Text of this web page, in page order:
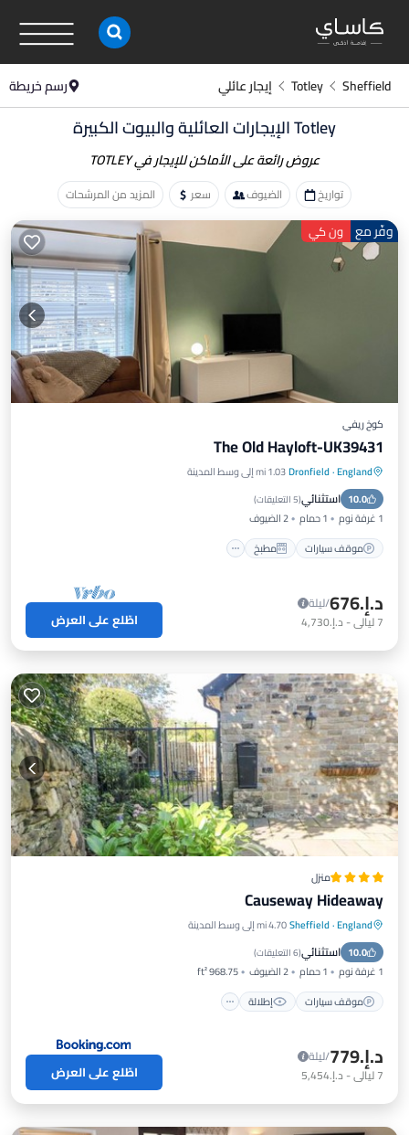
Sheffield
Totley إيجار عائلي رسم خريطة
Totley الإيجارات العائلية والبيوت الكبيرة
عروض رائعة على الأماكنللإيجار في TOTLEY
تواريخ الضيوف سعر المزيد من المرشحات
وفّر مع ون كي
كوخ ريفي
The Old Hayloft-UK39431
England
·
Dronfield1.03 mi إلى وسط المدينة
10.0 استثنائي(5 التعليقات )
1 غرفة نوم 1 حمام
2 الضيوف
موقف سيارات
مطبخ
موقف سيارات مطبخ
مناسب للحيوانات الأليفة
د.إ.‏676
/ليلة
7ليالي- د.إ.‏4,730 اطّلع على العرض
منزل
Causeway Hideaway
England
·
Sheffield4.70 mi إلى وسط المدينة
10.0 استثنائي(6 التعليقات )
1 غرفة نوم 1 حمام 2 الضيوف
968.75 ft²
موقف سيارات
إطلالة
موقف سيارات إطلالة
مناسب للأطفال
د.إ.‏779
/ليلة
7ليالي- د.إ.‏5,454 اطّلع على العرض